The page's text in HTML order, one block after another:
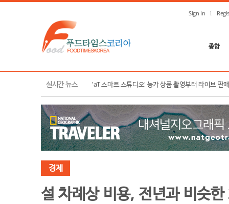
Sign In
종합
실시간 뉴스
한국농수산식품유통공사, K-푸드 수출 확대 및 K-컬
'aT 스마트 스튜디오' 농가 상품 촬영부터 라이브 판
경제
설 차례상 비용, 전년과 비슷